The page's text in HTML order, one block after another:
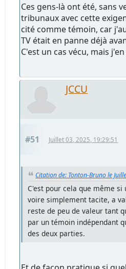
Ces gens-là ont été, sans
tribunaux avec cette
cité comme témoin, car
TV était en panne déjà
C'est un cas vécu, mais
JCCU
#51 Juillet 03, 2025, 19:29:51
Citation de: Tonton-Bruno le
C'est pour cela que même si
voire simplement tacite, a
reste de peu de valeur tant
par un témoin indépendant
des deux parties.